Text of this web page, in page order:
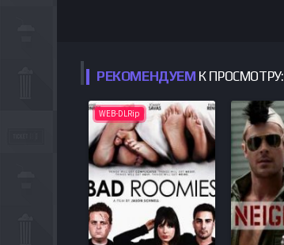
РЕКОМЕНДУЕМ К ПРОСМОТРУ:
WEB-DLRip